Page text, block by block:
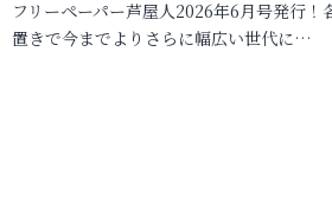
フリーペーパー芦屋人2026年6月号発行
置きで今までよりさらに幅広い世代に…